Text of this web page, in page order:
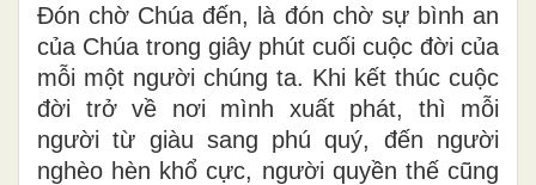
Đón chờ Chúa đến, là đón chờ sự bình an
của Chúa trong giây phút cuối cuộc đời của
mỗi một người chúng ta. Khi kết thúc cuộc
đời trở về nơi mình xuất phát, thì mỗi
người từ giàu sang phú quý, đến người
nghèo hèn khổ cực, người quyền thế cũng